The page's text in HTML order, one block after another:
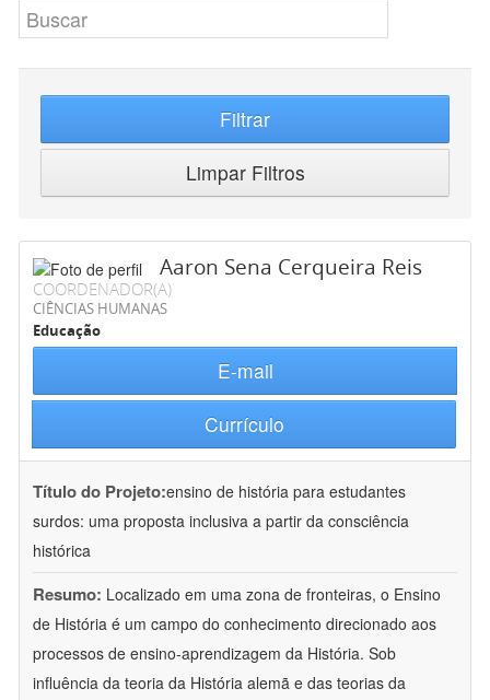
Filtrar
Limpar Filtros
Aaron Sena Cerqueira Reis
COORDENADOR(A)
CIÊNCIAS HUMANAS
Educação
E-mail
Currículo
Título do Projeto:ensino de história para estudantes
surdos: uma proposta inclusiva a partir da consciência
histórica
Resumo: Localizado em uma zona de fronteiras, o Ensino
de História é um campo do conhecimento direcionado aos
processos de ensino-aprendizagem da História. Sob
influência da teoria da História alemã e das teorias da